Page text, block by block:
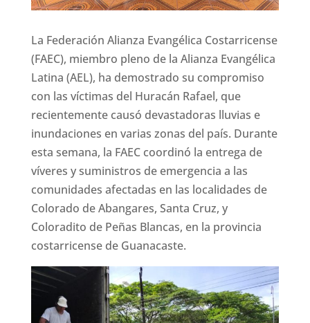
La Federación Alianza Evangélica Costarricense
(FAEC), miembro pleno de la Alianza Evangélica
Latina (AEL), ha demostrado su compromiso
con las víctimas del Huracán Rafael, que
recientemente causó devastadoras lluvias e
inundaciones en varias zonas del país. Durante
esta semana, la FAEC coordinó la entrega de
víveres y suministros de emergencia a las
comunidades afectadas en las localidades de
Colorado de Abangares, Santa Cruz, y
Coloradito de Peñas Blancas, en la provincia
costarricense de Guanacaste.